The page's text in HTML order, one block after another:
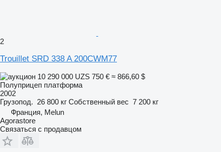
2
Trouillet SRD 338 A 200CWM77
10 290 000 UZS 750 € ≈ 866,60 $
Полуприцеп платформа
2002
Грузопод. 26 800 кг Собственный вес 7 200 кг
Франция, Melun
Agorastore
Связаться с продавцом